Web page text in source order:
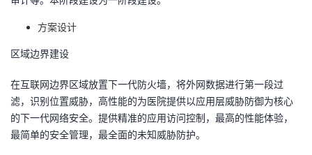
方案设计
区域边界建设
在互联网边界区域放置下一代防火墙，将外网数据进行第一段过
滤，识别位置威胁，高性能的为医院提供以应用层威胁防御为核心
的下一代网络安全。提供精准的应用访问控制，最高的性能体验，
最简单的安全管理，最全面的未知威胁防护。